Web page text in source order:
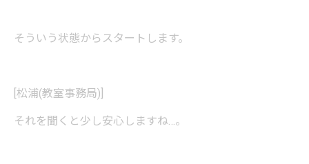
そういう状態からスタートします。
[松浦(教室事務局)]
それを聞くと少し安心しますね…。